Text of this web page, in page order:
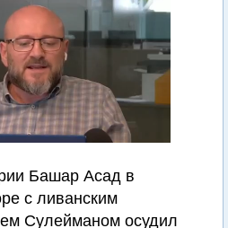
Башар Асад в
с ливанским
Сулейманом осудил